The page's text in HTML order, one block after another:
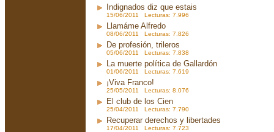
Indignados diz que estais
15/06/2011 Lecturas: 7.996
Llamáme Alfredo
08/06/2011 Lecturas: 7.826
De profesión, trileros
05/06/2011 Lecturas: 7.838
La muerte política de Gallardón
01/06/2011 Lecturas: 7.619
¡Viva Franco!
25/05/2011 Lecturas: 8.076
El club de los Cien
25/04/2011 Lecturas: 7.790
Recuperar derechos y libertades
17/04/2011 Lecturas: 7.723